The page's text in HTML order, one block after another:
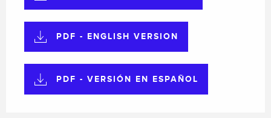
PDF - ENGLISH VERSION
PDF - VERSIÓN EN ESPAÑOL